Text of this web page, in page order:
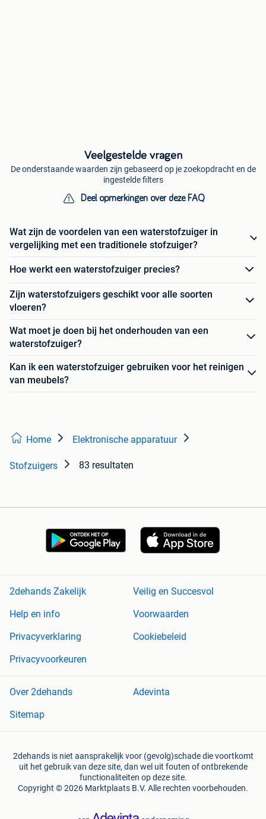
Veelgestelde vragen
De onderstaande waarden zijn gebaseerd op je zoekopdracht en de
ingestelde filters
Deel opmerkingen over deze FAQ
Wat zijn de voordelen van een waterstofzuiger in
vergelijking met een traditionele stofzuiger?
Hoe werkt een waterstofzuiger precies?
Zijn waterstofzuigers geschikt voor alle soorten
vloeren?
Wat moet je doen bij het onderhouden van een
waterstofzuiger?
Kan ik een waterstofzuiger gebruiken voor het reinigen
van meubels?
Home Elektronische apparatuur
Stofzuigers 83 resultaten
2dehands Zakelijk
Veilig en Succesvol
Help en info
Voorwaarden
Privacyverklaring
Cookiebeleid
Privacyvoorkeuren
Over 2dehands
Adevinta
Sitemap
2dehands is niet aansprakelijk voor (gevolg)schade die voortkomt
uit het gebruik van deze site, dan wel uit fouten of ontbrekende
functionaliteiten op deze site.
Copyright © 2026 Marktplaats B.V. Alle rechten voorbehouden.